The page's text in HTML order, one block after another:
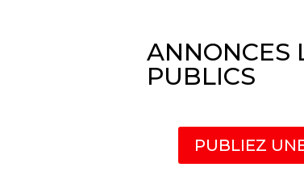
ANNONCES
PUBLICS
PUBLIEZ